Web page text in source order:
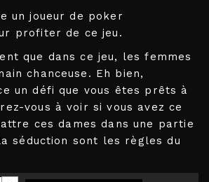
un joueur de poker
profiter de ce jeu.
que dans ce jeu, les femmes
chanceuse. Eh bien,
un défi que vous êtes prêts à
vous à voir si vous avez ce
ces dames dans une partie
séduction sont les règles du